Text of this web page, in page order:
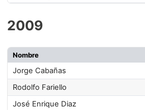
2009
Nombre
Jorge Cabañas
Rodolfo Fariello
José Enrique Diaz